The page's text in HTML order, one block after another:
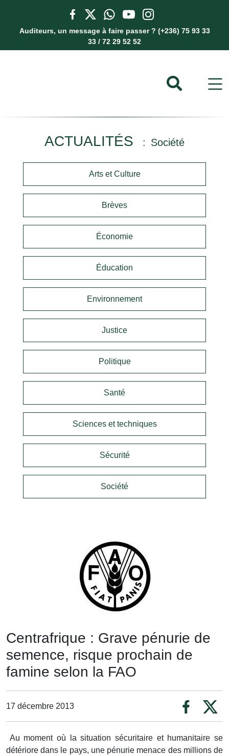
Auditeurs, un message à faire passer ? (+236) 75 93 33
33 / 72 29 52 52
ACTUALITÉS Société
Arts et Culture
Brèves
Économie
Éducation
Environnement
Justice
Politique
Santé
Sciences et techniques
Sécurité
Société
Centrafrique : Grave pénurie de
semence, risque prochain de
famine selon la FAO
17 décembre 2013
Au moment où la situation sécuritaire et humanitaire se
détériore dans le pays, une pénurie menace des millions de